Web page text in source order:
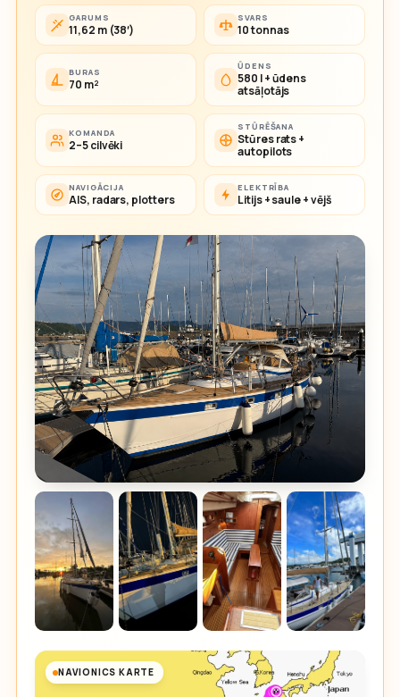
GARUMS
11,62 m (38′)
SVARS
10 tonnas
BURAS
70 m²
ŪDENS
580 l + ūdens
atsāļotājs
KOMANDA
2–5 cilvēki
STŪRĒŠANA
Stūres rats +
autopilots
NAVIGĀCIJA
AIS, radars, plotters
ELEKTRĪBA
Litijs + saule + vējš
NAVIONICS KARTE